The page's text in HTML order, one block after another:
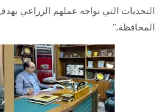
التحديات التي تواجه عملهم الزراعي
المحافظة."